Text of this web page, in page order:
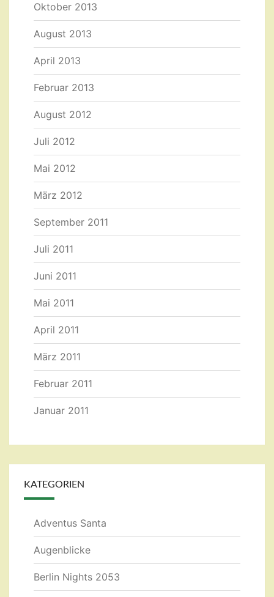
Oktober 2013
August 2013
April 2013
Februar 2013
August 2012
Juli 2012
Mai 2012
März 2012
September 2011
Juli 2011
Juni 2011
Mai 2011
April 2011
März 2011
Februar 2011
Januar 2011
KATEGORIEN
Adventus Santa
Augenblicke
Berlin Nights 2053